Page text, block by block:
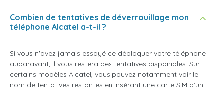
Combien de tentatives de déverrouillage mon
téléphone Alcatel a-t-il ?
Si vous n'avez jamais essayé de débloquer votre téléphone
auparavant, il vous restera des tentatives disponibles. Sur
certains modèles Alcatel, vous pouvez notamment voir le
nom de tentatives restantes en insérant une carte SIM d'un